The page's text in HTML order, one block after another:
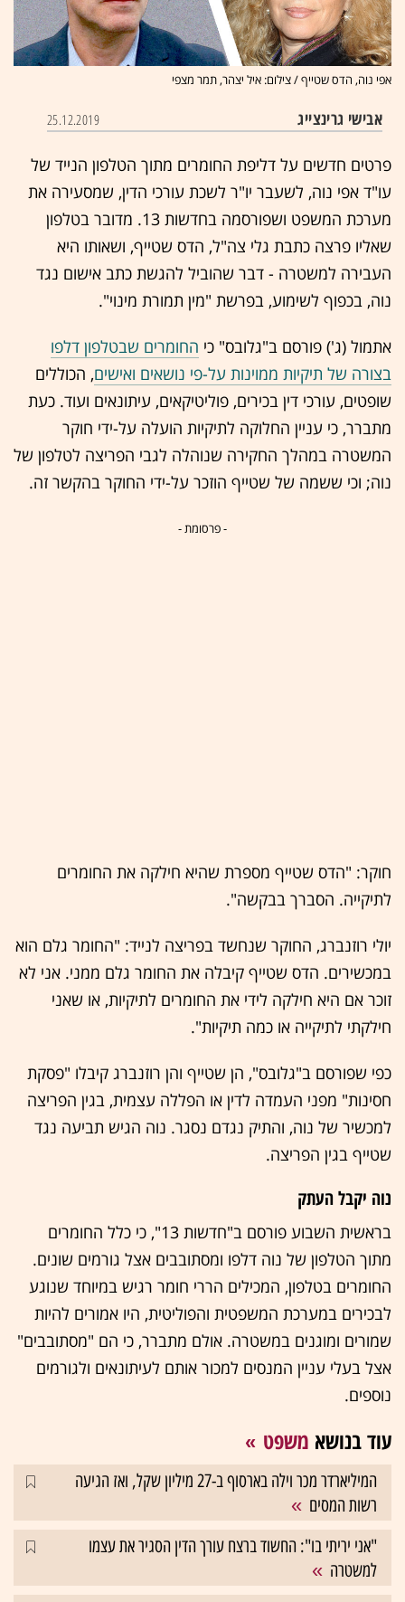
אפי נוה, הדס שטייף / צילום: איל יצהר, תמר מצפי
אבישי גרינצייג 25.12.2019
פרטים חדשים על דליפת החומרים מתוך הטלפון הנייד של
עו"ד אפי נוה, לשעבר יו"ר לשכת עורכי הדין, שמסעירה את
מערכת המשפט ושפורסמה בחדשות 13. מדובר בטלפון
שאליו פרצה כתבת גלי צה"ל, הדס שטייף, ושאותו היא
העבירה למשטרה - דבר שהוביל להגשת כתב אישום נגד
נוה, בכפוף לשימוע, בפרשת "מין תמורת מינוי".
אתמול (ג') פורסם ב"גלובס" כי החומרים שבטלפון דלפו
בצורה של תיקיות ממוינות על-פי נושאים ואישים, הכוללים
שופטים, עורכי דין בכירים, פוליטיקאים, עיתונאים ועוד. כעת
מתברר, כי עניין החלוקה לתיקיות הועלה על-ידי חוקר
המשטרה במהלך החקירה שנוהלה לגבי הפריצה לטלפון של
נוה; וכי ששמה של שטייף הוזכר על-ידי החוקר בהקשר זה.
- פרסומת -
חוקר: "הדס שטייף מספרת שהיא חילקה את החומרים
לתיקייה. הסברך בבקשה".
יולי רוזנברג, החוקר שנחשד בפריצה לנייד: "החומר גלם הוא
במכשירים. הדס שטייף קיבלה את החומר גלם ממני. אני לא
זוכר אם היא חילקה לידי את החומרים לתיקיות, או שאני
חילקתי לתיקייה או כמה תיקיות".
כפי שפורסם ב"גלובס", הן שטייף והן רוזנברג קיבלו "פסקת
חסינות" מפני העמדה לדין או הפללה עצמית, בגין הפריצה
למכשיר של נוה, והתיק נגדם נסגר. נוה הגיש תביעה נגד
שטייף בגין הפריצה.
נוה יקבל העתק
בראשית השבוע פורסם ב"חדשות 13", כי כלל החומרים
מתוך הטלפון של נוה דלפו ומסתובבים אצל גורמים שונים.
החומרים בטלפון, המכילים הררי חומר רגיש במיוחד שנוגע
לבכירים במערכת המשפטית והפוליטית, היו אמורים להיות
שמורים ומוגנים במשטרה. אולם מתברר, כי הם "מסתובבים"
אצל בעלי עניין המנסים למכור אותם לעיתונאים ולגורמים
נוספים.
עוד בנושא משפט
המיליארדר מכר וילה בארסוף ב-27 מיליון שקל, ואז הגיעה
רשות המסים
"אני יריתי בו": החשוד ברצח עורך הדין הסגיר את עצמו
למשטרה